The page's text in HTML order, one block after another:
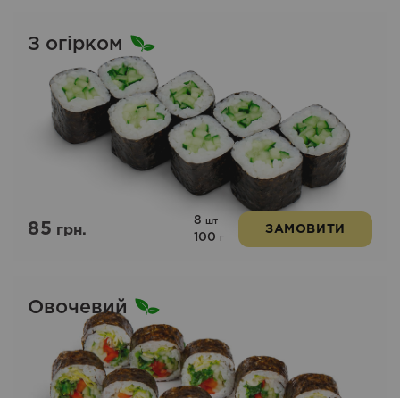
З огірком
85грн.
8 шт
100 г
ЗАМОВИТИ
Овочевий